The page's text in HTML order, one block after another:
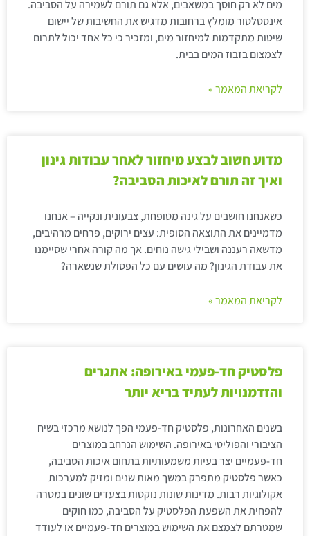
מים לא רק חוסך במשאבים, אלא גם תורם לשמירה על הסביבה.
אינסטלטור מומלץ ברחובות מדגיש את החשיבות של יישום
שיטות מתקדמות למיחזור מים, ומזכיר כי כל אחד יכול לתרום
לצמצום בזבוז המים בבית.
לקריאת המאמר »
מדוע חשוב לבצע מיחזור לאחר עבודות גינון
ואיך זה תורם לאיכות הסביבה?
כשאנחנו חושבים על גינה מטופחת, צבעונית ונקייה – אנחנו
מדמיינים את התוצאה הסופית: עצים ירוקים, פרחים מרהיבים,
מדשאה רעננה ושבילי גישה נוחים. אך מה קורה אחרי שסיימנו
את עבודת הגינון? מה עושים עם כל הפסולת שנשארה?
לקריאת המאמר »
פלסטיק חד-פעמי באירופה: אתגרים
והזדמנויות לעתיד בריא יותר
בשנים האחרונות, פלסטיק חד-פעמי הפך לנושא מרכזי בשיח
הציבורי והפוליטי באירופה. השימוש הנרחב במוצרים
חד-פעמיים יצר בעיות משמעותיות בתחום איכות הסביבה,
כאשר פלסטיק מתפרק במשך מאות שנים ומזיק למערכות
אקולוגיות רבות. מדינות שונות נוקטות בצעדים שונים במטרה
להפחית את השפעת הפלסטיק על הסביבה, כמו חוקים
שמטרתם לצמצם את השימוש במוצרים חד-פעמיים או לעודד